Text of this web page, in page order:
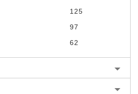
125
97
62